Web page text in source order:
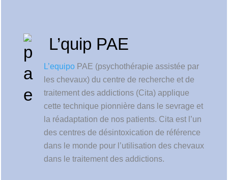
L’quip PAE
L’equipo PAE (psychothérapie assistée par
les chevaux) du centre de recherche et de
traitement des addictions (Cita) applique
cette technique pionnière dans le sevrage et
la réadaptation de nos patients. Cita est l’un
des centres de désintoxication de référence
dans le monde pour l’utilisation des chevaux
dans le traitement des addictions.